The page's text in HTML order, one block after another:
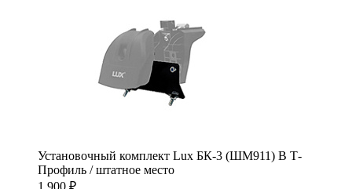
Установочный комплект Lux БК-3 (ШМ911) В Т-
Профиль / штатное место